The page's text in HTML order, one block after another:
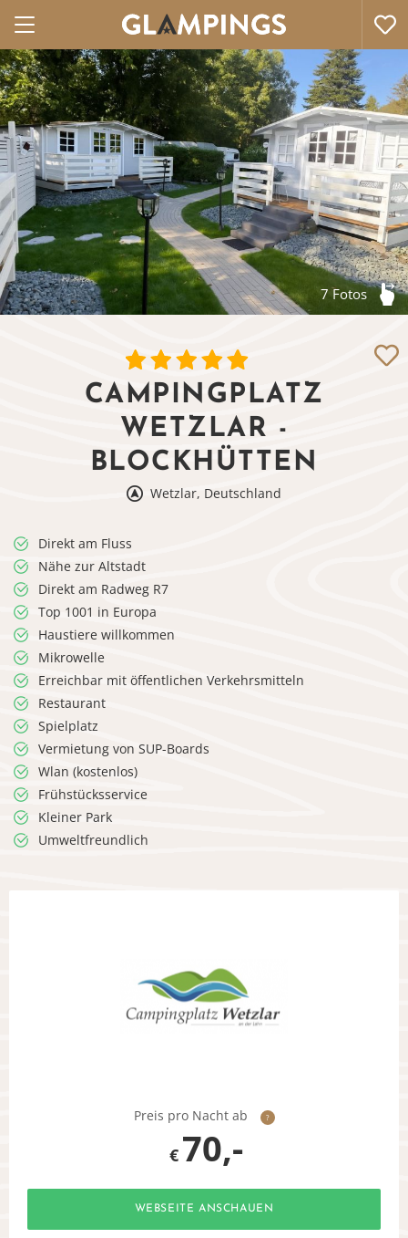
7 Fotos
CAMPINGPLATZ
WETZLAR -
BLOCKHÜTTEN
Wetzlar, Deutschland
Direkt am Fluss
Nähe zur Altstadt
Direkt am Radweg R7
Top 1001 in Europa
Haustiere willkommen
Mikrowelle
Erreichbar mit öffentlichen Verkehrsmitteln
Restaurant
Spielplatz
Vermietung von SUP-Boards
Wlan (kostenlos)
Frühstücksservice
Kleiner Park
Umweltfreundlich
Preis pro Nacht ab ?
€ 70,-
WEBSEITE ANSCHAUEN